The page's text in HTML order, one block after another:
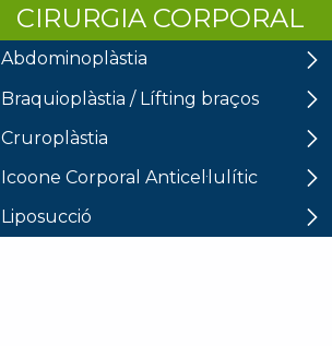
CIRURGIA CORPORAL
Abdominoplàstia
Braquioplàstia / Lífting braços
Cruroplàstia
Icoone Corporal Anticel·lulític
Liposucció